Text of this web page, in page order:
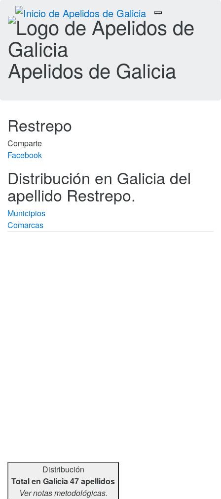
Toggle
navigation
Apelidos de Galicia
Restrepo
Comparte
Facebook
Distribución en Galicia del
apellido Restrepo.
Municipios
Comarcas
Distribución
Total en Galicia 47 apellidos
Ver notas metodológicas.